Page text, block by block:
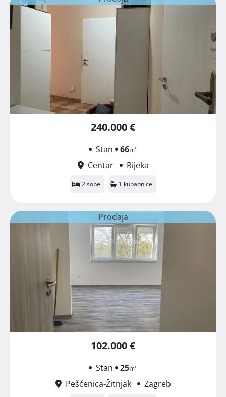
240.000 €
Stan 66㎡
Centar
Rijeka
2 sobe 1 kupaonice
Prodaja
102.000 €
Stan 25㎡
Pešćenica-Žitnjak
Zagreb